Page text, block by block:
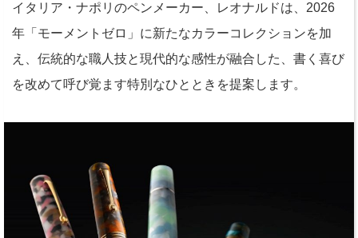
イタリア・ナポリのペンメーカー、レオナルドは、2026
年「モーメントゼロ」に新たなカラーコレクションを加
え、伝統的な職人技と現代的な感性が融合した、書く喜び
を改めて呼び覚ます特別なひとときを提案します。